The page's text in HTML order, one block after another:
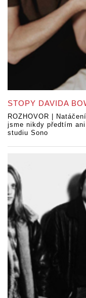
STOPY DAVIDA
ROZHOVOR |
jsme nikdy předtím
studiu Sono